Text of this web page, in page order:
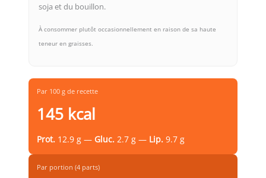
soja et du bouillon.
À consommer plutôt occasionnellement en raison de sa haute
teneur en graisses.
Par 100 g de recette
145 kcal
Prot. 12.9 g — Gluc. 2.7 g — Lip. 9.7 g
Par portion (4 parts)